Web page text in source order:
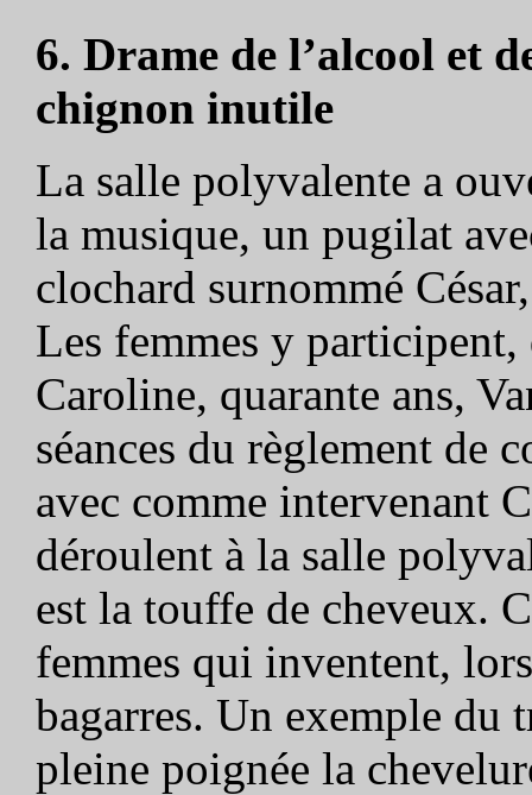
6. Drame de l’alcool et
chignon inutile
La salle polyvalente a
la musique, un pugilat
clochard surnommé
Les femmes y
Caroline, quarante ans,
séances du règlement de
avec comme intervenant
déroulent à la salle
est la touffe de cheveux.
femmes qui inventent,
bagarres. Un exemple du
pleine poignée la